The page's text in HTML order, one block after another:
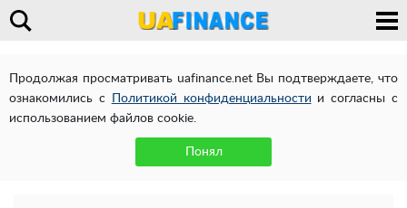
Продолжая просматривать uafinance.net Вы подтверждаете, что
ознакомились с
Политикой конфиденциальности и согласны с
использованием файлов cookie.
Понял